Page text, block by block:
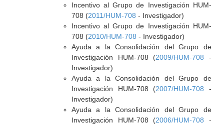
Incentivo al Grupo de Investigación HUM-
708 (2011/HUM-708 - Investigador)
Incentivo al Grupo de Investigación HUM-
708 (2010/HUM-708 - Investigador)
Ayuda a la Consolidación del Grupo de
Investigación HUM-708 (2009/HUM-708 -
Investigador)
Ayuda a la Consolidación del Grupo de
Investigación HUM-708 (2007/HUM-708 -
Investigador)
Ayuda a la Consolidación del Grupo de
Investigación HUM-708 (2006/HUM-708 -